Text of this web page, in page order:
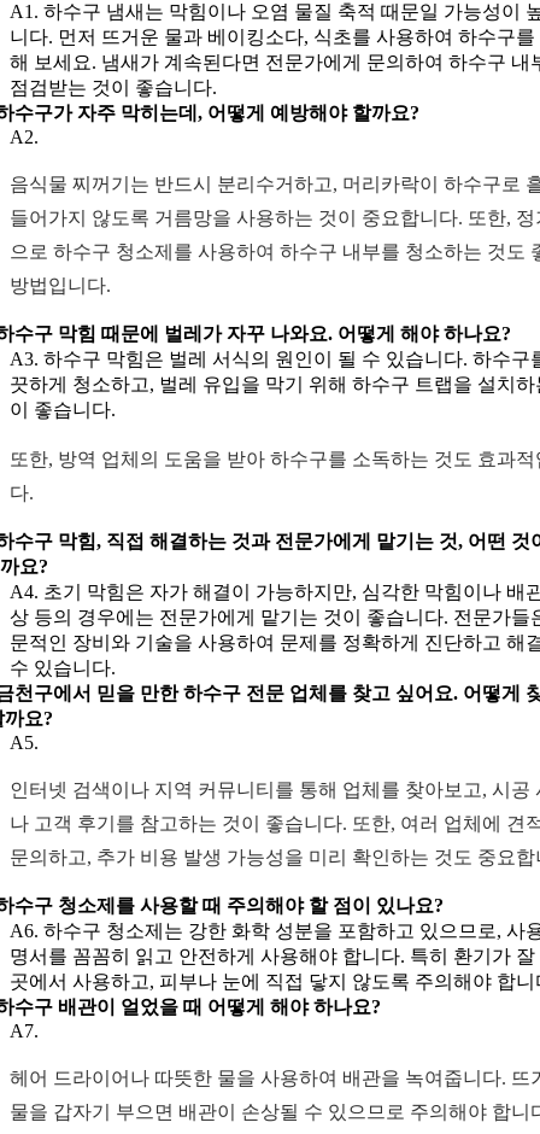
A1. 하수구 냄새는 막힘이나 오염 물질 축적 때문일 가능성이
니다. 먼저 뜨거운 물과 베이킹소다, 식초를 사용하여 하수구를
해 보세요. 냄새가 계속된다면 전문가에게 문의하여 하수구 내
점검받는 것이 좋습니다.
수구가 자주 막히는데, 어떻게 예방해야 할까요?
A2.
음식물 찌꺼기는 반드시 분리수거하고, 머리카락이 하수구로
들어가지 않도록 거름망을 사용하는 것이 중요합니다. 또한, 정
으로 하수구 청소제를 사용하여 하수구 내부를 청소하는 것도
방법입니다.
수구 막힘 때문에 벌레가 자꾸 나와요. 어떻게 해야 하나요?
A3. 하수구 막힘은 벌레 서식의 원인이 될 수 있습니다. 하수구
끗하게 청소하고, 벌레 유입을 막기 위해 하수구 트랩을 설치하
이 좋습니다.
또한, 방역 업체의 도움을 받아 하수구를 소독하는 것도 효과적
다.
수구 막힘, 직접 해결하는 것과 전문가에게 맡기는 것, 어떤 것
요?
A4. 초기 막힘은 자가 해결이 가능하지만, 심각한 막힘이나 배
상 등의 경우에는 전문가에게 맡기는 것이 좋습니다. 전문가들
문적인 장비와 기술을 사용하여 문제를 정확하게 진단하고 해
수 있습니다.
천구에서 믿을 만한 하수구 전문 업체를 찾고 싶어요. 어떻게
까요?
A5.
인터넷 검색이나 지역 커뮤니티를 통해 업체를 찾아보고, 시공
나 고객 후기를 참고하는 것이 좋습니다. 또한, 여러 업체에 견
문의하고, 추가 비용 발생 가능성을 미리 확인하는 것도 중요합
수구 청소제를 사용할 때 주의해야 할 점이 있나요?
A6. 하수구 청소제는 강한 화학 성분을 포함하고 있으므로, 사
명서를 꼼꼼히 읽고 안전하게 사용해야 합니다. 특히 환기가 잘
곳에서 사용하고, 피부나 눈에 직접 닿지 않도록 주의해야 합니
수구 배관이 얼었을 때 어떻게 해야 하나요?
A7.
헤어 드라이어나 따뜻한 물을 사용하여 배관을 녹여줍니다. 뜨
물을 갑자기 부으면 배관이 손상될 수 있으므로 주의해야 합니